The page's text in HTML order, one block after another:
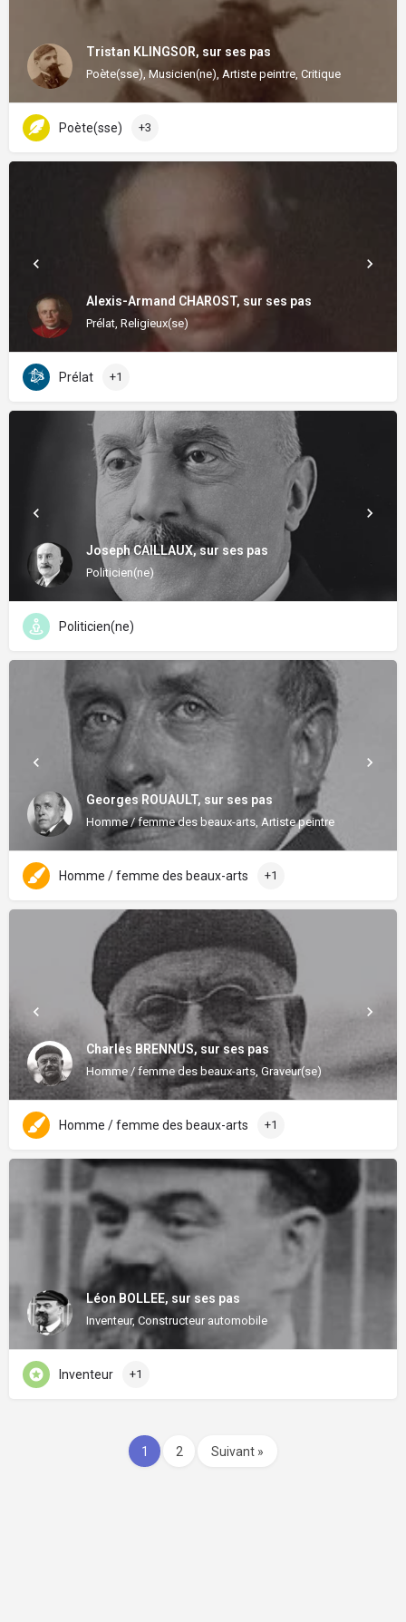
Tristan KLINGSOR, sur ses pas
Poète(sse), Musicien(ne), Artiste peintre, Critique
Poète(sse) +3
Alexis-Armand CHAROST, sur ses pas
Prélat, Religieux(se)
Prélat +1
Joseph CAILLAUX, sur ses pas
Politicien(ne)
Politicien(ne)
Georges ROUAULT, sur ses pas
Homme / femme des beaux-arts, Artiste peintre
Homme / femme des beaux-arts +1
Charles BRENNUS, sur ses pas
Homme / femme des beaux-arts, Graveur(se)
Homme / femme des beaux-arts +1
Léon BOLLEE, sur ses pas
Inventeur, Constructeur automobile
Inventeur +1
1 2 Suivant »